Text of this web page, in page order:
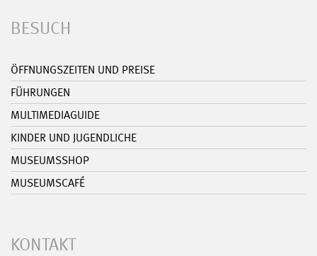
BESUCH
ÖFFNUNGSZEITEN UND PREISE
FÜHRUNGEN
MULTIMEDIAGUIDE
KINDER UND JUGENDLICHE
MUSEUMSSHOP
MUSEUMSCAFÉ
KONTAKT